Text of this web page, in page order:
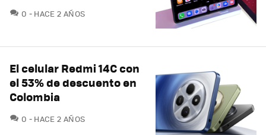
0 COMENTARIOS
HACE 2 AÑOS
El celular Redmi 14C con
el 53% de descuento en
Colombia
0 COMENTARIOS
HACE 2 AÑOS